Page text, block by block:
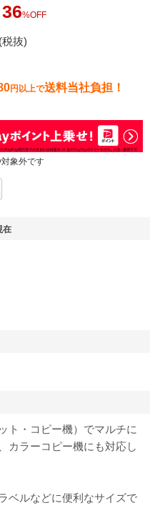
36%OFF
(税抜)
円以上で送料当社負担！
象外です
在
ト・コピー機）でマルチに
カラーコピー機にも対応し
ベルなどに便利なサイズで